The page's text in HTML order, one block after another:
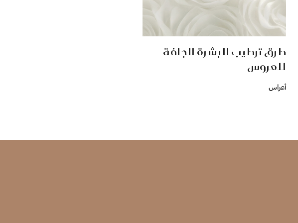
طرق ترطيب البشرة الجافة
للعروس
أعراس